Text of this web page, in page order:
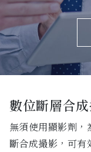
數位斷層合
無須使用顯影劑
斷合成撮影，可